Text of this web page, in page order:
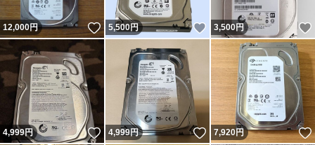
12,000円 いいね！
5,500円 いいね！
3,500円
4,999円 いいね！
4,999円 いいね！
7,920円